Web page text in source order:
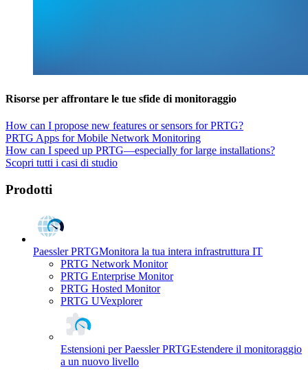
Risorse per affrontare le tue sfide di monitoraggio
How can I propose new features or sensors for PRTG?
PRTG Apps for Mobile Network Monitoring
How can I speed up PRTG—especially for large installations?
Scopri tutti i casi di studio
Prodotti
Paessler PRTGMonitora la tua intera infrastruttura IT
PRTG Network Monitor
PRTG Enterprise Monitor
PRTG Hosted Monitor
PRTG UVexplorer
Estensioni per Paessler PRTGEstendere il monitoraggio
a un nuovo livello